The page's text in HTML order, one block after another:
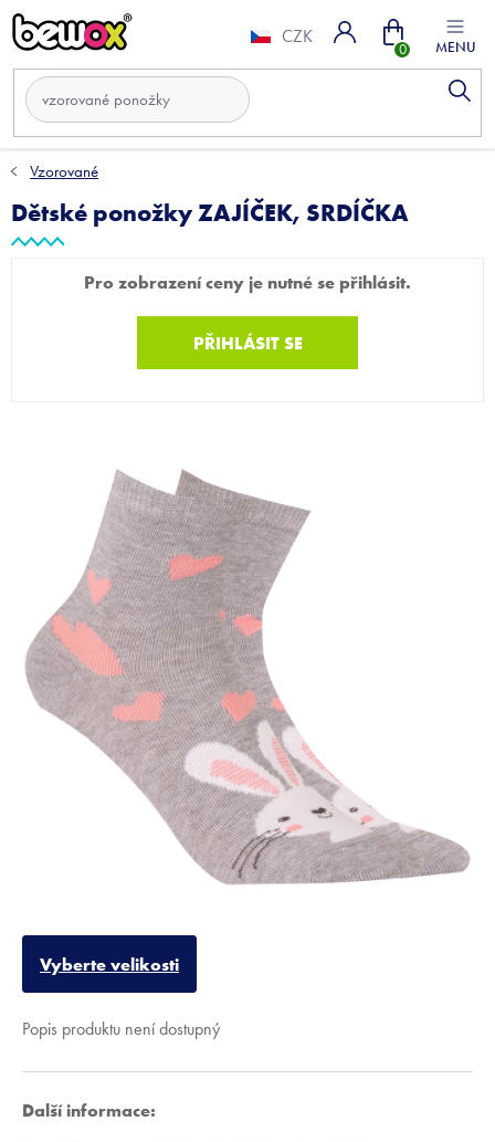
Přejít
na
CZK Nákupní
Vzorované
Dětské ponožky ZAJÍČEK, SRDÍČKA
Pro zobrazení ceny je nutné se přihlásit.
PŘIHLÁSIT SE
Vyberte velikosti
Popis produktu není dostupný
Další informace: